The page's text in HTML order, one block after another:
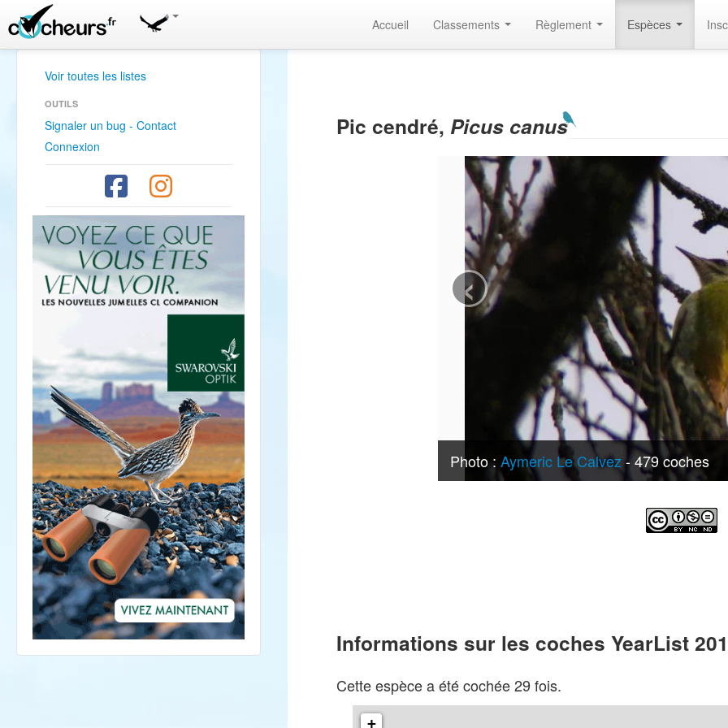
Accueil Classements Règlement Espèces
Voir toutes les listes
OUTILS
Signaler un bug - Contact
Connexion
Pic cendré, Picus canus
Photo :Aymeric Le Calvez- 479 coches
‹
Informations sur les coches YearList
Cette espèce a été cochée 29 fois.
+